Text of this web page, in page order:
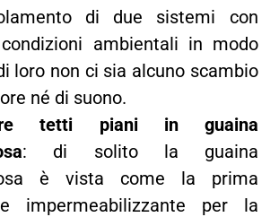
di due sistemi con
ambientali in modo
loro non ci sia alcuno scambio
né di suono.
tetti piani in guaina
: di solito la guaina
è vista come la prima
impermeabilizzante per la